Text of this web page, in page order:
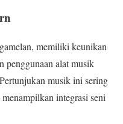
memiliki keunikan
penggunaan alat musik
musik ini sering
integrasi seni